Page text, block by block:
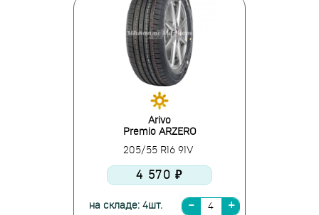
Arivo
Premio ARZERO
205/55 R16 91V
4 570 ₽
на складе: 4шт.